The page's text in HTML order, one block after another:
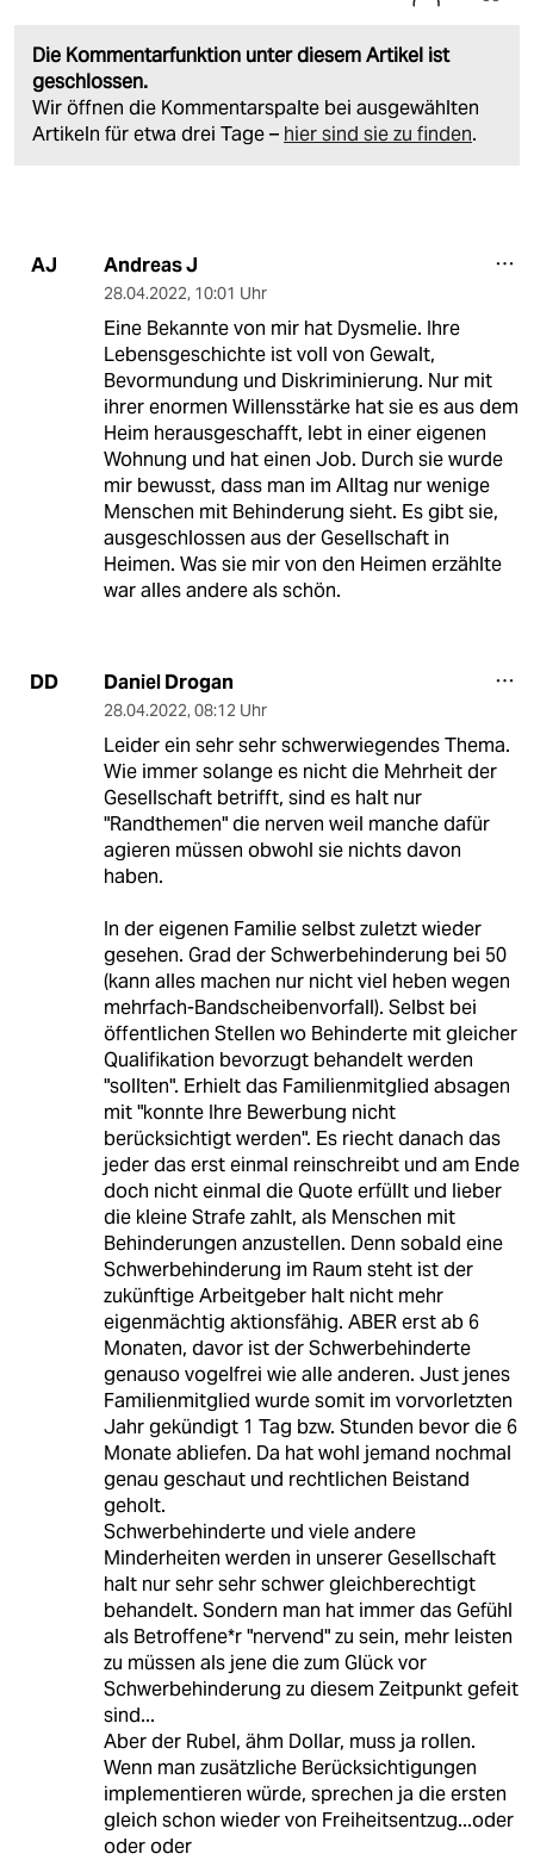
Die Kommentarfunktion unter diesem Artikel ist
geschlossen.
Wir öffnen die Kommentarspalte bei ausgewählten
Artikeln für etwa drei Tage – hier sind sie zu finden.
AJ Andreas J
28.04.2022, 10:01 Uhr
Eine Bekannte von mir hat Dysmelie. Ihre
Lebensgeschichte ist voll von Gewalt,
Bevormundung und Diskriminierung. Nur mit
ihrer enormen Willensstärke hat sie es aus dem
Heim herausgeschafft, lebt in einer eigenen
Wohnung und hat einen Job. Durch sie wurde
mir bewusst, dass man im Alltag nur wenige
Menschen mit Behinderung sieht. Es gibt sie,
ausgeschlossen aus der Gesellschaft in
Heimen. Was sie mir von den Heimen erzählte
war alles andere als schön.
DD Daniel Drogan
28.04.2022, 08:12 Uhr
Leider ein sehr sehr schwerwiegendes Thema.
Wie immer solange es nicht die Mehrheit der
Gesellschaft betrifft, sind es halt nur
"Randthemen" die nerven weil manche dafür
agieren müssen obwohl sie nichts davon
haben.
In der eigenen Familie selbst zuletzt wieder
gesehen. Grad der Schwerbehinderung bei 50
(kann alles machen nur nicht viel heben wegen
mehrfach-Bandscheibenvorfall). Selbst bei
öffentlichen Stellen wo Behinderte mit gleicher
Qualifikation bevorzugt behandelt werden
"sollten". Erhielt das Familienmitglied absagen
mit "konnte Ihre Bewerbung nicht
berücksichtigt werden". Es riecht danach das
jeder das erst einmal reinschreibt und am Ende
doch nicht einmal die Quote erfüllt und lieber
die kleine Strafe zahlt, als Menschen mit
Behinderungen anzustellen. Denn sobald eine
Schwerbehinderung im Raum steht ist der
zukünftige Arbeitgeber halt nicht mehr
eigenmächtig aktionsfähig. ABER erst ab 6
Monaten, davor ist der Schwerbehinderte
genauso vogelfrei wie alle anderen. Just jenes
Familienmitglied wurde somit im vorvorletzten
Jahr gekündigt 1 Tag bzw. Stunden bevor die 6
Monate abliefen. Da hat wohl jemand nochmal
genau geschaut und rechtlichen Beistand
geholt.
Schwerbehinderte und viele andere
Minderheiten werden in unserer Gesellschaft
halt nur sehr sehr schwer gleichberechtigt
behandelt. Sondern man hat immer das Gefühl
als Betroffene*r "nervend" zu sein, mehr leisten
zu müssen als jene die zum Glück vor
Schwerbehinderung zu diesem Zeitpunkt gefeit
sind...
Aber der Rubel, ähm Dollar, muss ja rollen.
Wenn man zusätzliche Berücksichtigungen
implementieren würde, sprechen ja die ersten
gleich schon wieder von Freiheitsentzug...oder
oder oder